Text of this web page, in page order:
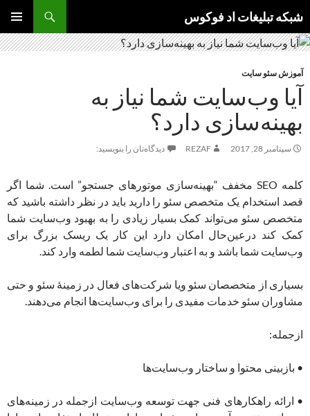
شبکه تبلیغات اد فوکوس
فهرست
اصلی
به
آموزش سئو سایت
آیا وب‌سایت شما نیاز به
بهینه‌سازی دارد؟
سپتامبر 28, 2017 REZAF دیدگاه‌تان را بنویسید:
کلمه SEO مخفف “بهینه‌سازی موتورهای جستجو” است. شما اگر
قصد استخدام یک متخصص سئو را دارید باید در نظر داشته باشید که
متخصص سئو می‌تواند کمک بسیار زیادی را به بهبود وب‌سایت شما
کمک کند درعین‌حال امکان دارد این کار یک ریسک بزرگ برای
وب‌سایت شما باشد و به اعتبار وب‌سایت شما لطمه وارد کند.
بسیاری از متخصصان سئو ویا شرکت‌های فعال در زمینهٔ سئو و حتی
مشاوران سئو خدمات مفیدی را برای وب‌سایت‌ها انجام می‌دهند.
ازجمله:
• بازبینی محتوا و ساختار وب‌سایت‌ها
• ارائه راهکارهای فنی جهت توسعه وب‌سایت ازجمله در زمینه‌های